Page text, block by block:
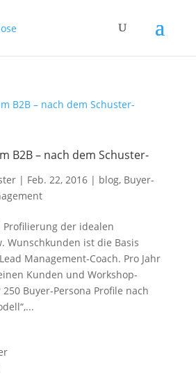
B2B – nach dem Schuster-
| Feb. 22, 2016| blog, Buyer-
der idealen
Wunschkunden ist die Basis
Management-Coach. Pro Jahr
Kunden und Workshop-
Buyer-Persona Profile nach